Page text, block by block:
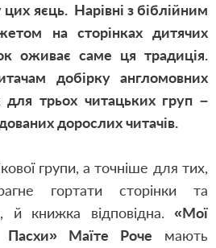
яєць. Нарівні з біблійним
на сторінках дитячих
оживає саме ця традиція.
добірку англомовних
для трьох читацьких груп –
дорослих читачів.
групи, а точніше для тих,
гортати сторінки та
й книжка відповідна. «Мої
Пасхи» Маїте Роче мають